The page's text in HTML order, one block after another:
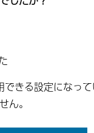
きる設定になっ
ん。